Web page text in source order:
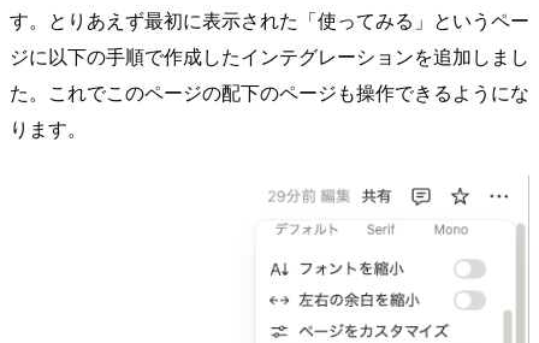
す。とりあえず最初に表示された「使ってみる」というペー
ジに以下の手順で作成したインテグレーションを追加しまし
た。これでこのページの配下のページも操作できるようにな
ります。